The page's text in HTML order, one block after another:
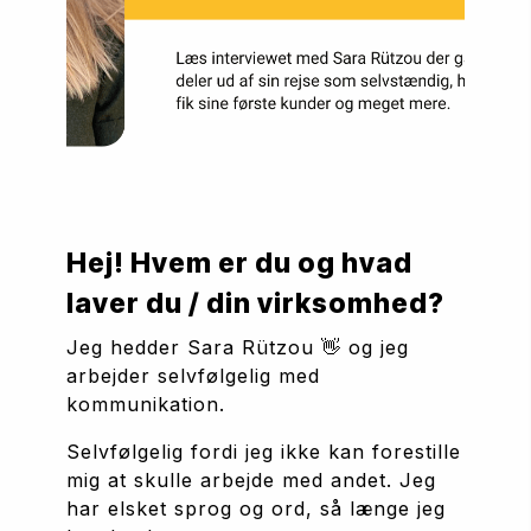
Hej! Hvem er du og hvad
laver du / din virksomhed?
Jeg hedder Sara Rützou 👋 og jeg
arbejder selvfølgelig med
kommunikation.
Selvfølgelig fordi jeg ikke kan forestille
mig at skulle arbejde med andet. Jeg
har elsket sprog og ord, så længe jeg